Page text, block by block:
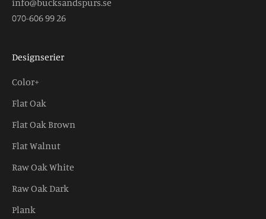
070-606 99 26
Designserier
Color+
Flat Oak
Flat Oak Brown
Flat Walnut
Raw Oak White
Raw Oak Dark
Plank